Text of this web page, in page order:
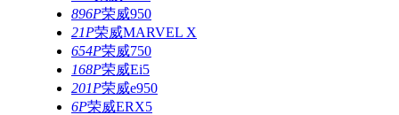
896P荣威950
21P荣威MARVEL X
654P荣威750
168P荣威Ei5
201P荣威e950
6P荣威ERX5